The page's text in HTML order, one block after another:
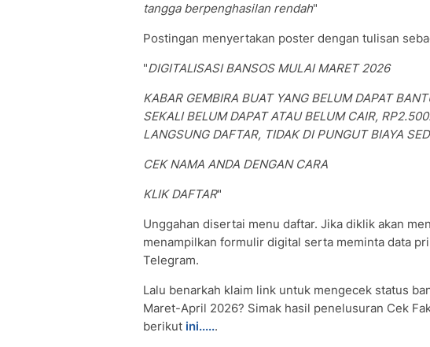
tangga berpenghasilan rendah"
Postingan menyertakan poster dengan tulisan
"DIGITALISASI BANSOS MULAI MARET 2026
KABAR GEMBIRA BUAT YANG BELUM DAPAT
SEKALI BELUM DAPAT ATAU BELUM CAIR,
LANGSUNG DAFTAR, TIDAK DI PUNGUT BIAYA
CEK NAMA ANDA DENGAN CARA
KLIK DAFTAR"
Unggahan disertai menu daftar. Jika diklik akan
menampilkan formulir digital serta meminta data
Telegram.
Lalu benarkah klaim link untuk mengecek status
Maret-April 2026? Simak hasil penelusuran Cek
berikut ini......